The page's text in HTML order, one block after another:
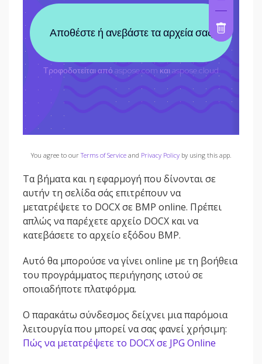
You agree to ourTerms of Serviceand Privacy Policyby using this app.
Τα βήματα και η εφαρμογή που δίνονται σε
αυτήν τη σελίδα σάς επιτρέπουν να
μετατρέψετε το DOCX σε BMP online. Πρέπει
απλώς να παρέχετε αρχείο DOCX και να
κατεβάσετε το αρχείο εξόδου BMP.
Αυτό θα μπορούσε να γίνει online με τη βοήθεια
του προγράμματος περιήγησης ιστού σε
οποιαδήποτε πλατφόρμα.
Ο παρακάτω σύνδεσμος δείχνει μια παρόμοια
λειτουργία που μπορεί να σας φανεί χρήσιμη:
Πώς να μετατρέψετε το DOCX σε JPG Online